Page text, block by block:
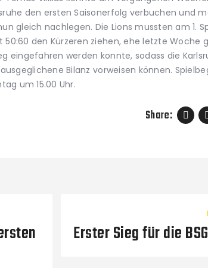
den ersten Saisonerfolg verbuchen und
gleich nachlegen. Die Lions mussten am 1.
den Kürzeren ziehen, ehe letzte Woche
eingefahren werden konnte, sodass die
Bilanz vorweisen können.
um 15.00 Uhr.
Share:
Erster Sieg für die